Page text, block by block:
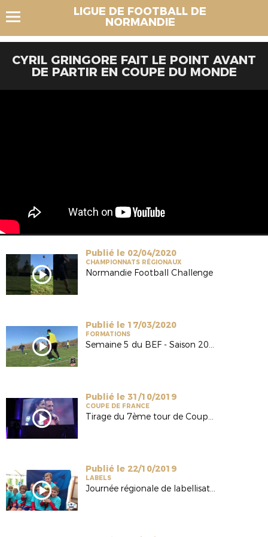
LIGUE DE FOOTBALL DE
NORMANDIE
CYRIL GRINGORE FAIT LE POINT AVANT
DE PARTIR EN COUPE DU MONDE
Publié le 02/04/2020
CHAMPIONNATS RÉGIONAUX
Normandie Football Challenge
Publié le 17/03/2020
FORMATIONS
Semaine 5 du BEF - Saison 2019/2020
Publié le 31/10/2019
COUPE DE FRANCE
Tirage du 7ème tour de Coupe de France
Publié le 22/10/2019
LABELS
Journée régionale de labellisation - Crédit Agricole